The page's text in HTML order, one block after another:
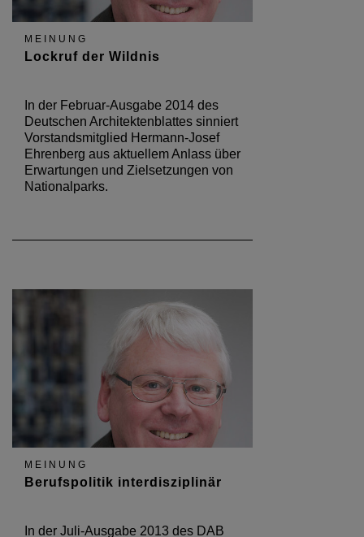
MEINUNG
Lockruf der Wildnis
In der Februar-Ausgabe 2014 des
Deutschen Architektenblattes sinniert
Vorstandsmitglied Hermann-Josef
Ehrenberg aus aktuellem Anlass über
Erwartungen und Zielsetzungen von
Nationalparks.
MEINUNG
Berufspolitik interdisziplinär
In der Juli-Ausgabe 2013 des DAB